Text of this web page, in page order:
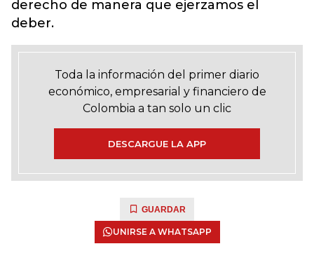
derecho de manera que ejerzamos el
deber.
Toda la información del primer diario
económico, empresarial y financiero de
Colombia a tan solo un clic
DESCARGUE LA APP
GUARDAR
UNIRSE A WHATSAPP